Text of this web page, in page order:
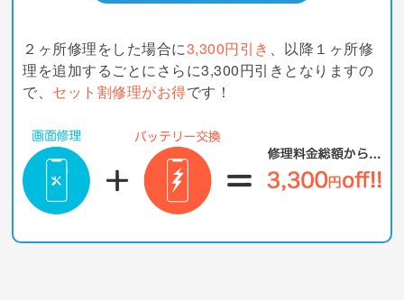
２ヶ所修理をした場合に3,300円引き 、以降１ヶ所修
理を追加するごとにさらに3,300円引きとなりますの
で、 セット割修理がお得です！